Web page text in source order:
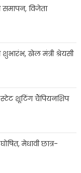
विजेता
खेल मंत्री श्रेयसी
स्टेट शूटिंग चैंपियनशिप
मेधावी छात्र-